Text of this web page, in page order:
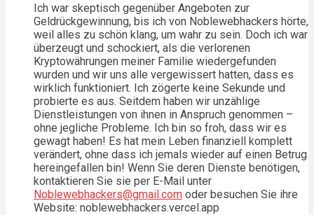
Ich war skeptisch gegenüber Angeboten zur
Geldrückgewinnung, bis ich von Noblewebhackers hörte,
weil alles zu schön klang, um wahr zu sein. Doch ich war
überzeugt und schockiert, als die verlorenen
Kryptowährungen meiner Familie wiedergefunden
wurden und wir uns alle vergewissert hatten, dass es
wirklich funktioniert. Ich zögerte keine Sekunde und
probierte es aus. Seitdem haben wir unzählige
Dienstleistungen von ihnen in Anspruch genommen –
ohne jegliche Probleme. Ich bin so froh, dass wir es
gewagt haben! Es hat mein Leben finanziell komplett
verändert, ohne dass ich jemals wieder auf einen Betrug
hereingefallen bin! Wenn Sie deren Dienste benötigen,
kontaktieren Sie sie per E-Mail unter
Noblewebhackers@gmail.com oder besuchen Sie ihre
Website: noblewebhackers.vercel.app